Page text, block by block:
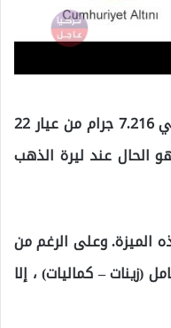
ليرة الذهب جمهوريات وزنها الصافي 7.216 جرام من عيار 22
الحال عند ليرة الذهب
الميزة. وعلى الرغم من
(زينات – كماليات) ، إلا